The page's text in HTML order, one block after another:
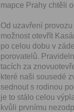
mapce Prahy chtěli
Od uza­vření
možnost otevřít
po celou dobu v
porovatelů.
tacích za
které naši sousedé
sed­nout s rodi­nou
je to stá­lo celou
kvůli první­mu